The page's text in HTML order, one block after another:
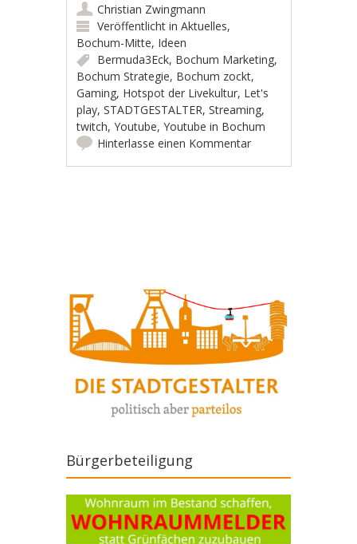
Christian Zwingmann
Veröffentlicht inAktuelles,
Bochum-Mitte, Ideen
Bermuda3Eck, Bochum Marketing,
Bochum Strategie, Bochum zockt,
Gaming, Hotspot der Livekultur, Let's
play,STADTGESTALTER,Streaming,
twitch,Youtube,Youtube in Bochum
Hinterlasse einen Kommentar
Bürgerbeteiligung